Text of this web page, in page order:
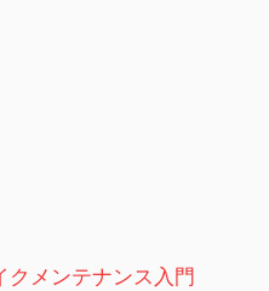
クメンテナンス入門